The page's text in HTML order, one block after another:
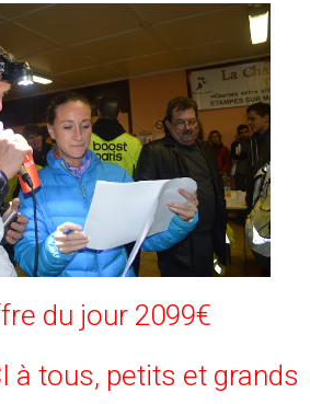
du jour 2099€
à tous, petits et grands